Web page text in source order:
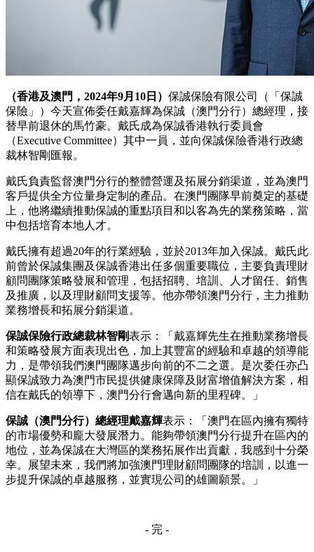
（香港及澳門，2024年9月10日） 保誠保險有限公司（「保誠
保險」）今天宣佈委任戴嘉輝為保誠（澳門分行）總經理，接
替早前退休的馬竹豪。戴氏成為保誠香港執行委員會
（Executive Committee）其中一員，並向保誠保險香港行政總
裁林智剛匯報。
戴氏負責監督澳門分行的整體營運及拓展分銷渠道，並為澳門
客戶提供全方位量身定制的產品。在澳門團隊早前奠定的基礎
上，他將繼續推動保誠的重點項目和以客為先的業務策略，當
中包括培育本地人才。
戴氏擁有超過20年的行業經驗，並於2013年加入保誠。戴氏此
前曾於保誠集團及保誠香港出任多個重要職位，主要負責理財
顧問團隊策略發展和管理，包括招聘、培訓、人才留任、銷售
及推廣，以及理財顧問支援等。他亦帶領澳門分行，主力推動
業務增長和拓展分銷渠道。
保誠保險行政總裁林智剛表示：「戴嘉輝先生在推動業務增長
和策略發展方面表現出色，加上其豐富的經驗和卓越的領導能
力，是帶領我們澳門團隊邁步向前的不二之選。是次委任亦凸
顯保誠致力為澳門市民提供健康保障及財富增值解決方案，相
信在戴氏的領導下，澳門分行會邁向新的里程碑。」
保誠（澳門分行）總經理戴嘉輝表示：「澳門在區內擁有獨特
的市場優勢和龐大發展潛力。能夠帶領澳門分行提升在區內的
地位，並為保誠在大灣區的業務拓展作出貢獻，我感到十分榮
幸。展望未來，我們將加強澳門理財顧問團隊的培訓，以進一
步提升保誠的卓越服務，並實現公司的雄圖願景。」
- 完 -